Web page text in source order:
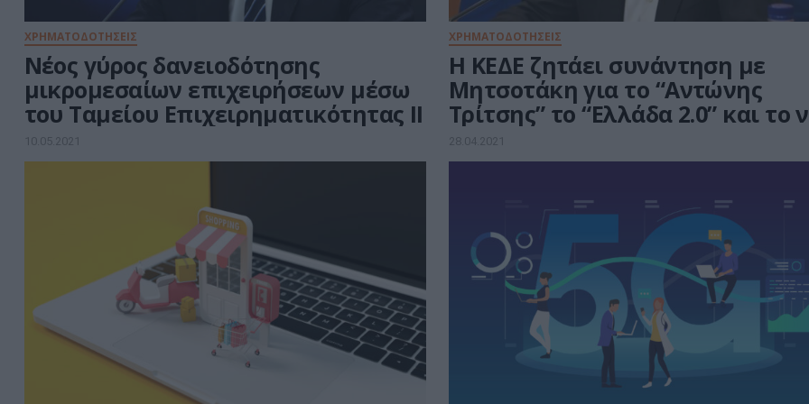
ΧΡΗΜΑΤΟΔΟΤΗΣΕΙΣ
Νέος γύρος δανειοδότησης
μικρομεσαίων επιχειρήσεων μέσω
του Ταμείου Επιχειρηματικότητας ΙΙ
10.05.2021
ΧΡΗΜΑΤΟΔΟΤΗΣΕΙΣ
H ΚΕΔΕ ζητάει συνάντηση με
Μητσοτάκη για το “Αντώνης
Τρίτσης” το “Ελλάδα 2.0” και το
ΕΣΠΑ
28.04.2021